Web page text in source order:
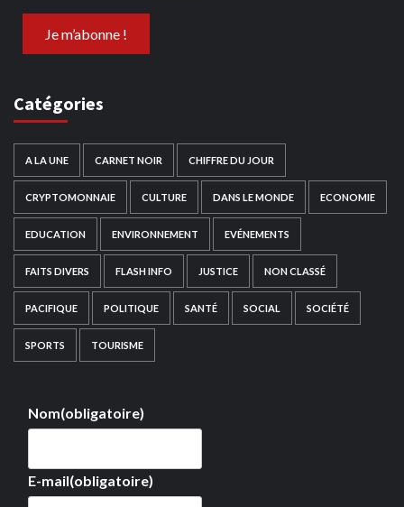
Catégories
A LA UNE CARNET NOIR CHIFFRE DU JOUR
CRYPTOMONNAIE CULTURE DANS LE MONDE ECONOMIE
EDUCATION ENVIRONNEMENT EVÉNEMENTS
FAITS DIVERS FLASH INFO JUSTICE NON CLASSÉ
PACIFIQUE POLITIQUE SANTÉ SOCIAL SOCIÉTÉ
SPORTS TOURISME
Nom(obligatoire)
E-mail(obligatoire)